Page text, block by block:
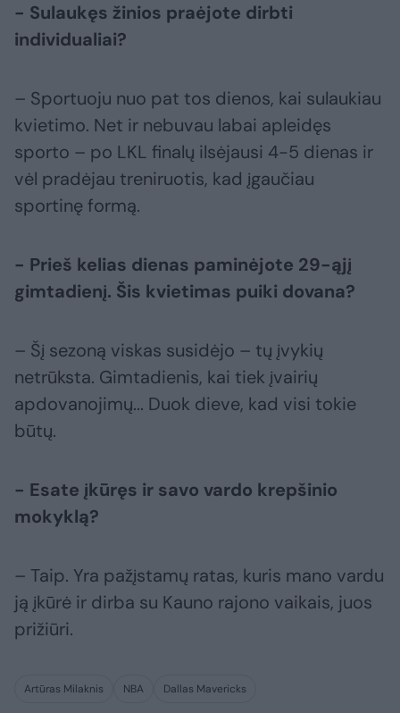
- Sulaukęs žinios praėjote dirbti
individualiai?
– Sportuoju nuo pat tos dienos, kai sulaukiau
kvietimo. Net ir nebuvau labai apleidęs
sporto – po LKL finalų ilsėjausi 4-5 dienas ir
vėl pradėjau treniruotis, kad įgaučiau
sportinę formą.
- Prieš kelias dienas paminėjote 29-ąjį
gimtadienį. Šis kvietimas puiki dovana?
– Šį sezoną viskas susidėjo – tų įvykių
netrūksta. Gimtadienis, kai tiek įvairių
apdovanojimų... Duok dieve, kad visi tokie
būtų.
- Esate įkūręs ir savo vardo krepšinio
mokyklą?
– Taip. Yra pažįstamų ratas, kuris mano vardu
ją įkūrė ir dirba su Kauno rajono vaikais, juos
prižiūri.
Artūras Milaknis NBA Dallas Mavericks